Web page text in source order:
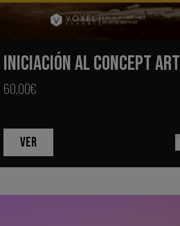
INICIACIÓN AL CONCEPT ART
60,00€
VER